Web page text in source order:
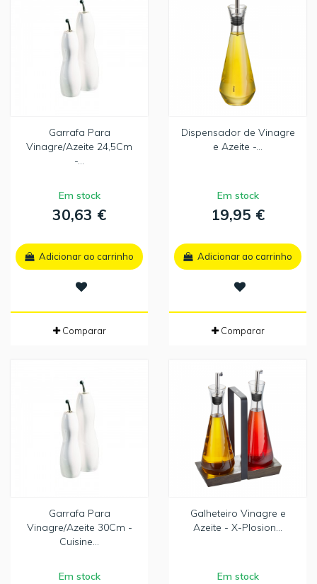
Garrafa Para
Vinagre/Azeite 24,5Cm
-...
Em stock
30,63 €
Adicionar ao carrinho
Comparar
Dispensador de Vinagre
e Azeite -...
Em stock
19,95 €
Adicionar ao carrinho
Comparar
Garrafa Para
Vinagre/Azeite 30Cm -
Cuisine...
Em stock
Galheteiro Vinagre e
Azeite - X-Plosion...
Em stock